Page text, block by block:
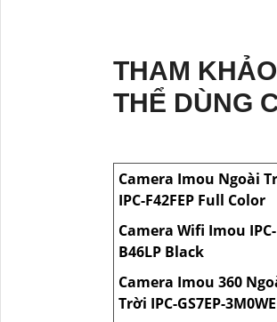
THAM
THỂ DÙNG
Camera Imou Ngoài
IPC-F42FEP Full Color
Camera Wifi Imou IPC-
B46LP Black
Camera Imou 360
Trời IPC-GS7EP-3M0WE